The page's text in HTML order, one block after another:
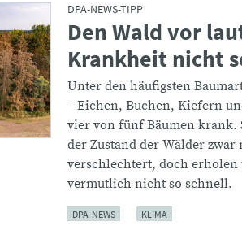
DPA-NEWS-TIPP
:Den Wald vor
Krankheit nicht
Unter den häufigsten
– Eichen, Buchen, Kiefern
vier von fünf Bäumen krank.
der Zustand der Wälder
verschlechtert, doch erholen
vermutlich nicht so schnell.
DPA-NEWS KLIMA